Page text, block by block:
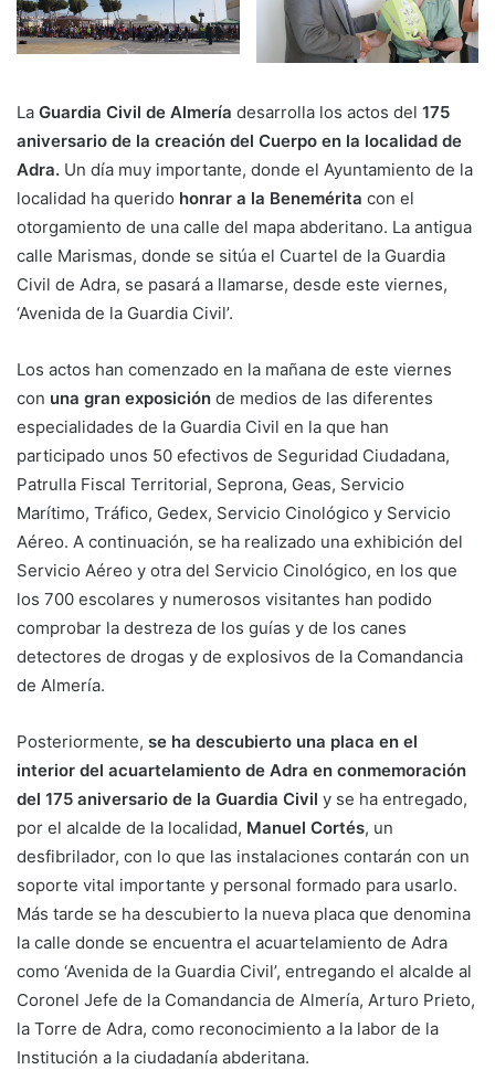
La Guardia Civil de Almería desarrolla los actos del 175
aniversario de la creación del Cuerpo en la localidad de
Adra. Un día muy importante, donde el Ayuntamiento de la
localidad ha querido honrar a la Benemérita con el
otorgamiento de una calle del mapa abderitano. La antigua
calle Marismas, donde se sitúa el Cuartel de la Guardia
Civil de Adra, se pasará a llamarse, desde este viernes,
‘Avenida de la Guardia Civil’.
Los actos han comenzado en la mañana de este viernes
con una gran exposición de medios de las diferentes
especialidades de la Guardia Civil en la que han
participado unos 50 efectivos de Seguridad Ciudadana,
Patrulla Fiscal Territorial, Seprona, Geas, Servicio
Marítimo, Tráfico, Gedex, Servicio Cinológico y Servicio
Aéreo. A continuación, se ha realizado una exhibición del
Servicio Aéreo y otra del Servicio Cinológico, en los que
los 700 escolares y numerosos visitantes han podido
comprobar la destreza de los guías y de los canes
detectores de drogas y de explosivos de la Comandancia
de Almería.
Posteriormente, se ha descubierto una placa en el
interior del acuartelamiento de Adra en conmemoración
del 175 aniversario de la Guardia Civil y se ha entregado,
por el alcalde de la localidad, Manuel Cortés, un
desfibrilador, con lo que las instalaciones contarán con un
soporte vital importante y personal formado para usarlo.
Más tarde se ha descubierto la nueva placa que denomina
la calle donde se encuentra el acuartelamiento de Adra
como ‘Avenida de la Guardia Civil’, entregando el alcalde al
Coronel Jefe de la Comandancia de Almería, Arturo Prieto,
la Torre de Adra, como reconocimiento a la labor de la
Institución a la ciudadanía abderitana.